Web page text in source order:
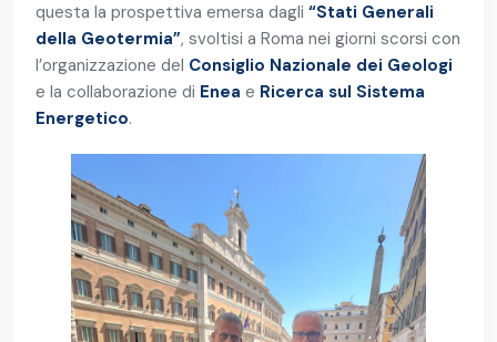
questa la prospettiva emersa dagli “Stati Generali
della Geotermia”, svoltisi a Roma nei giorni scorsi con
l’organizzazione del Consiglio Nazionale dei Geologi
e la collaborazione di Enea e Ricerca sul Sistema
Energetico.